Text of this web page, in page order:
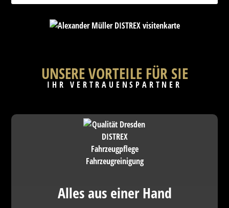
UNSERE VORTEILE FÜR SIE
IHR VERTRAUENSPARTNER
Alles aus einer Hand